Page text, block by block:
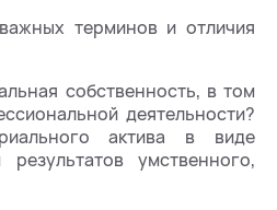
терминов и отличия
собственность, в том
деятельности?
актива в виде
умственного,